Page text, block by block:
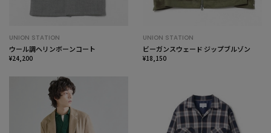
UNION STATION
ウール調ヘリンボーンコート
¥24,200
UNION STATION
ビーガンスウェード ジップブルゾン
¥18,150